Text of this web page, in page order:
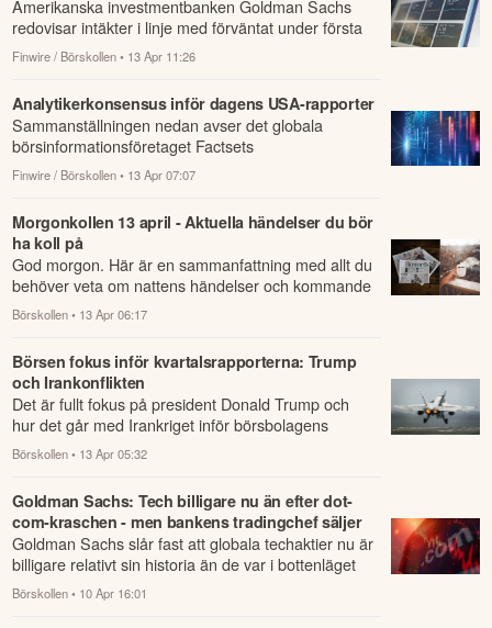
Amerikanska investmentbanken Goldman Sachs
redovisar intäkter i linje med förväntat under första
kvartalet.
Finwire / Börskollen • 13 Apr 11:26
Analytikerkonsensus inför dagens USA-rapporter
Sammanställningen nedan avser det globala
börsinformationsföretaget Factsets
analytikerkonsensus för amerikanska bolag som
senare i dag lämn...
Finwire / Börskollen • 13 Apr 07:07
Morgonkollen 13 april - Aktuella händelser du bör
ha koll på
God morgon. Här är en sammanfattning med allt du
behöver veta om nattens händelser och kommande
dagens viktigaste händelser på börsen.
Börskollen • 13 Apr 06:17
Börsen fokus inför kvartalsrapporterna: Trump
och Irankonflikten
Det är fullt fokus på president Donald Trump och
hur det går med Irankriget inför börsbolagens
rapporter för årets första kvartal.
Börskollen • 13 Apr 05:32
Goldman Sachs: Tech billigare nu än efter dot-
com-kraschen - men bankens tradingchef säljer
Goldman Sachs slår fast att globala techaktier nu är
billigare relativt sin historia än de var i bottenläget
efter dot-com-kraschen 2003–200...
Börskollen • 10 Apr 16:01